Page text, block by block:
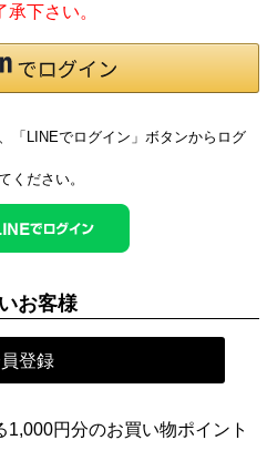
下さい。
「LINEでログイン」ボタンからログ
ください。
お客様
円分のお買い物ポイント